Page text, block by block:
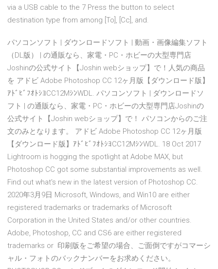
via a USB cable to the 7 Press the button to select
destination type from among [To], [Cc], and.
パソコンソフト | ダウンロードソフト | 動画・画像編集ソフト
（DL版） | の通販なら、家電・PC・ホビーの大型専門店
Joshinの公式サイト【Joshin webショップ】で！人気の商品
を アドビ Adobe Photoshop CC 12ヶ月版【ダウンロード版】
ｱﾄﾞﾋﾞﾌｵﾄｼﾖCC12MｼﾝWDL. パソコンソフト | ダウンロードソ
フト | の通販なら、家電・PC・ホビーの大型専門店Joshinの
公式サイト【Joshin webショップ】で！ パソコンからのご注
文のみとなります。 アドビ Adobe Photoshop CC 12ヶ月版
【ダウンロード版】ｱﾄﾞﾋﾞﾌｵﾄｼﾖCC12MｼﾝWDL. 18 Oct 2017
Lightroom is hogging the spotlight at Adobe MAX, but
Photoshop CC got some substantial improvements as well.
Find out what's new in the latest version of Photoshop CC.
2020年3月9日 Microsoft, Windows, and Win10 are either
registered trademarks or trademarks of Microsoft
Corporation in the United States and/or other countries.
Adobe, Photoshop, CC and CS6 are either registered
trademarks or 印刷版をご希望の場合、ご面倒ですがコマーシ
ャル・フォトのバックナンバーをお求めください。